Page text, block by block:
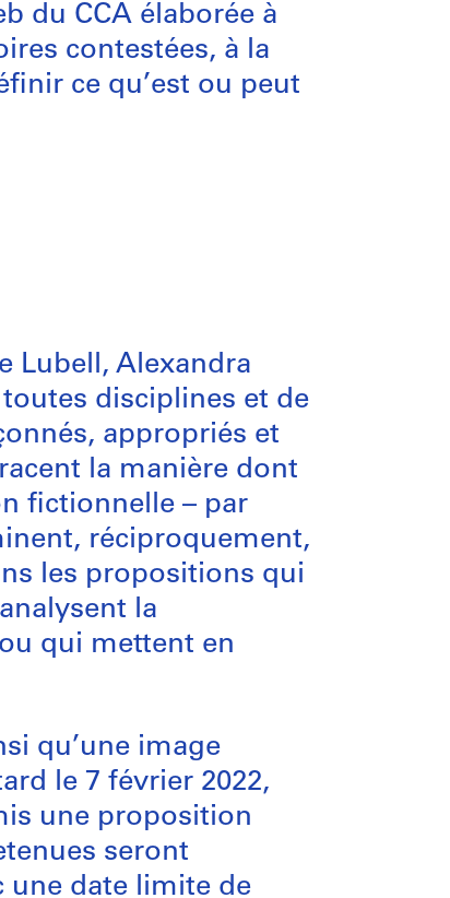
du CCA élaborée à
contestées, à la
ce qu’est ou peut
Lubell, Alexandra
disciplines et de
appropriés et
la manière dont
fictionnelle – par
réciproquement,
les propositions qui
la
qui mettent en
qu’une image
le 7 février 2022,
une proposition
seront
une date limite de